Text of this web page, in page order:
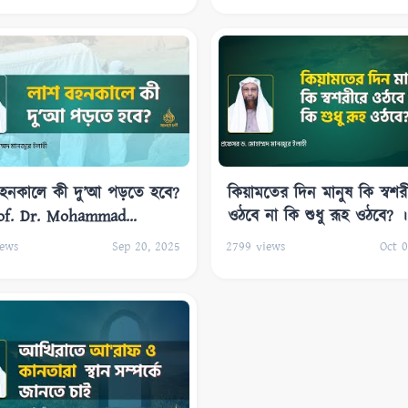
কী দু’আ পড়তে হবে?
Dr. Mohammad
E-Elahi
Sep 20, 2025
কিয়ামতের দিন মানুষ কি
ওঠবে না কি শুধু রূহ ওঠবে?
Prof. Dr. Mohammad
2799 views Oct